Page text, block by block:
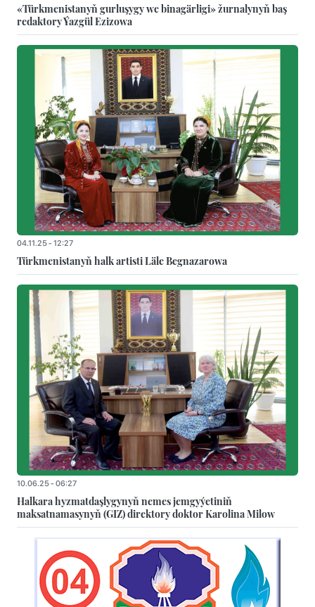
«Türkmenistanyň gurluşygy we binagärligi» žurnalynyň baş
redaktory Ýazgül Ezizowa
04.11.25 - 12:27
Türkmenistanyň halk artisti Läle Begnazarowa
10.06.25 - 06:27
Halkara hyzmatdaşlygynyň nemes jemgyýetiniň
maksatnamasynyň (GIZ) direktory doktor Karolina Milow